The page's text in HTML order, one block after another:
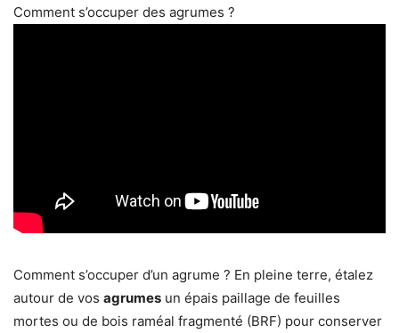
Comment s’occuper des agrumes ?
Comment s’occuper d’un agrume ? En pleine terre, étalez
autour de vos agrumes un épais paillage de feuilles
mortes ou de bois raméal fragmenté (BRF) pour conserver